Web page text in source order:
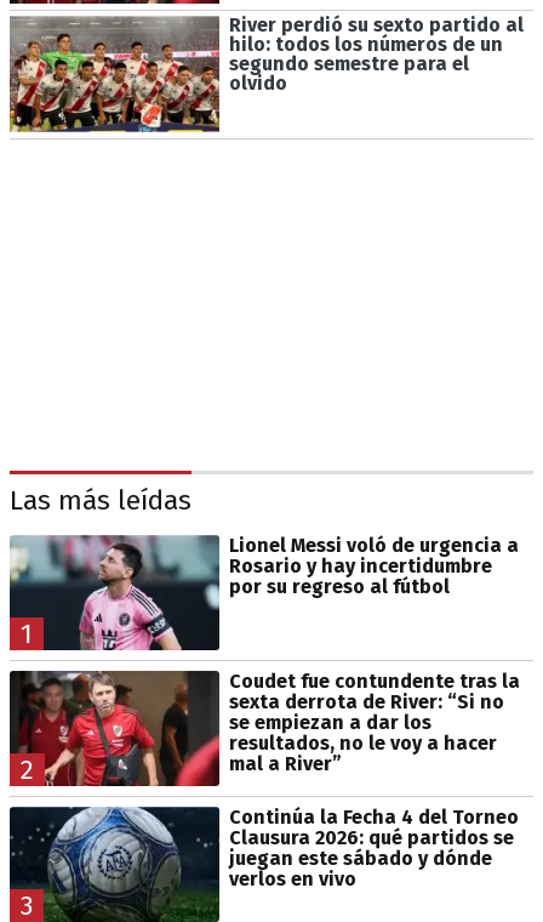
River perdió su sexto partido al
hilo: todos los números de un
segundo semestre para el
olvido
Las más leídas
1
Lionel Messi voló de urgencia a
Rosario y hay incertidumbre
por su regreso al fútbol
2
Coudet fue contundente tras la
sexta derrota de River: “Si no
se empiezan a dar los
resultados, no le voy a hacer
mal a River”
3
Continúa la Fecha 4 del Torneo
Clausura 2026: qué partidos se
juegan este sábado y dónde
verlos en vivo